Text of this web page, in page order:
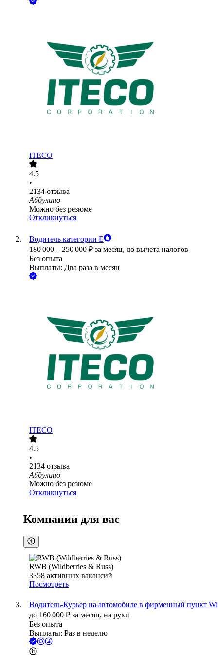
ITECO
4.5
•
2134 отзыва
Абдулино
Можно без резюме
Откликнуться
Водитель категории Е
180 000 – 250 000 ₽ за месяц, до вычета налогов
Без опыта
Выплаты: Два раза в месяц
ITECO
4.5
•
2134 отзыва
Абдулино
Можно без резюме
Откликнуться
Компании для вас
RWB (Wildberries & Russ)
3358 активных вакансий
Посмотреть
Водитель-Курьер на автомобиле в фирменный пункт
до 160 000 ₽ за месяц, на руки
Без опыта
Выплаты: Раз в неделю